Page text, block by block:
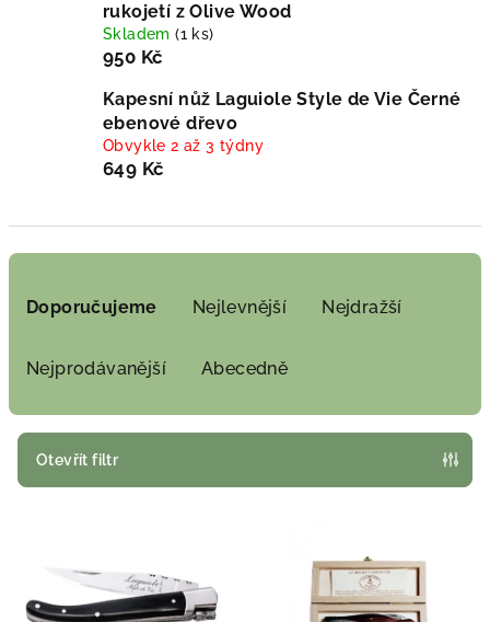
rukojetí z Olive Wood
Skladem(1 ks)
950 Kč
Kapesní nůž Laguiole Style de Vie Černé
ebenové dřevo
Obvykle 2 až 3 týdny
649 Kč
r
Doporučujeme Nejlevnější Nejdražší
Nejprodávanější Abecedně
Otevřít filtr